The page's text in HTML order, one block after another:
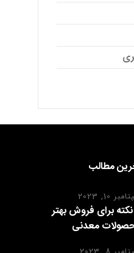
مطالب
10, 2023
7 نکته برای فروش بهتر
معدنی